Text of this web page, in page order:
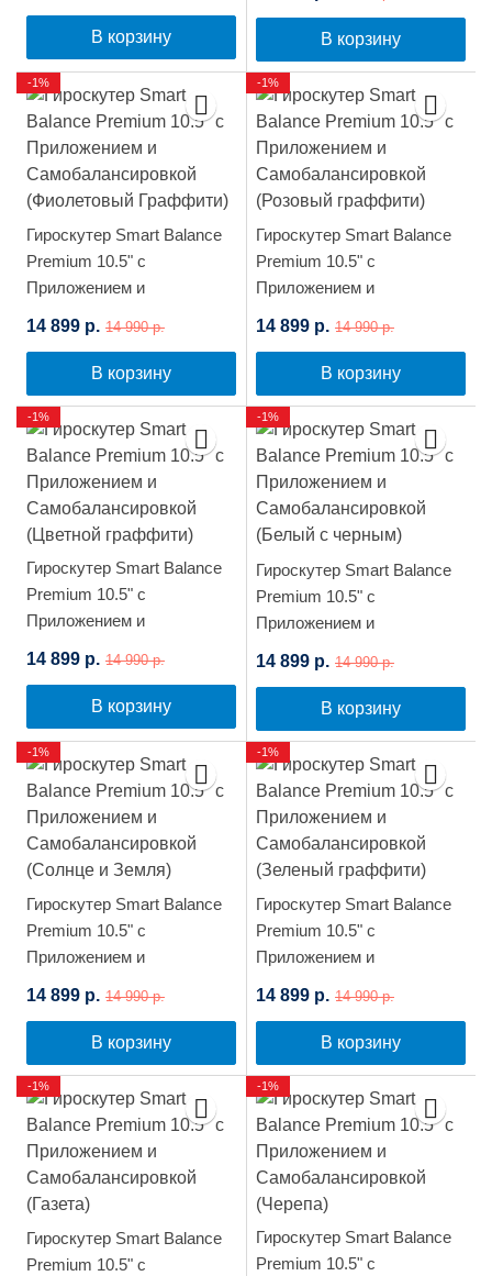
В корзину
В корзину
Гироскутер Smart Balance
Premium 10.5" с
Приложением и
(Фиолетовый Граффити)
14 899 р. 14 990 р.
В корзину
-1%
Гироскутер Smart Balance
Premium 10.5" с
Приложением и
(Розовый граффити)
14 899 р. 14 990 р.
В корзину
-1%
Гироскутер Smart Balance
Premium 10.5" с
Приложением и
(Цветной граффити)
14 899 р. 14 990 р.
В корзину
-1%
Гироскутер Smart Balance
Premium 10.5" с
Приложением и
(Белый с черным)
14 899 р. 14 990 р.
В корзину
-1%
Гироскутер Smart Balance
Premium 10.5" с
Приложением и
(Солнце и Земля)
14 899 р. 14 990 р.
В корзину
-1%
Гироскутер Smart Balance
Premium 10.5" с
Приложением и
(Зеленый граффити)
14 899 р. 14 990 р.
В корзину
-1%
Гироскутер Smart Balance
Premium 10.5" с
-1%
Гироскутер Smart Balance
Premium 10.5" с
-1%